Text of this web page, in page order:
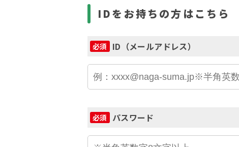
IDをお持ちの方はこちら
必須 ID（メールアドレス）
必須 パスワード